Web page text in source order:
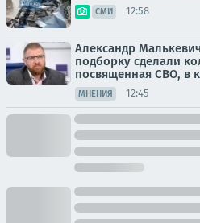
СМИ 12:58
Александр
подборку сделали
посвященная СВО, в
МНЕНИЯ 12:45